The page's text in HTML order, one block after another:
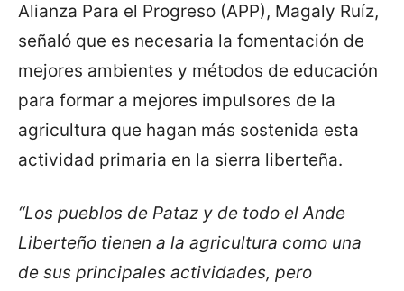
Alianza Para el Progreso (APP), Magaly Ruíz,
señaló que es necesaria la fomentación de
mejores ambientes y métodos de educación
para formar a mejores impulsores de la
agricultura que hagan más sostenida esta
actividad primaria en la sierra liberteña.
“Los pueblos de Pataz y de todo el Ande
Liberteño tienen a la agricultura como una
de sus principales actividades, pero